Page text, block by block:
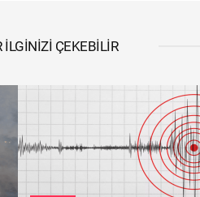
İLGINIZI ÇEKEBILIR